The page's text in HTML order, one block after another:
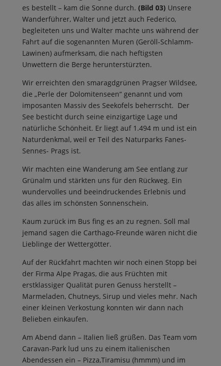
es bestellt – kam die Sonne durch. (Bild 03) Unsere
Wanderführer, Walter und jetzt auch Federico,
begleiteten uns und Walter machte uns während der
Fahrt auf die sogenannten Muren (Geröll-Schlamm-
Lawinen) aufmerksam, die nach heftigsten
Unwettern die Berge herunterstürzten.
Wir erreichten den smaragdgrünen Pragser Wildsee,
die „Perle der Dolomitenseen“ genannt und vom
imposanten Massiv des Seekofels beherrscht. Der
See besticht durch seine einzigartige Lage und
natürliche Schönheit. Er liegt auf 1.494 m und ist ein
Naturdenkmal, weil er Teil des Naturparks Fanes-
Sennes- Prags ist.
Wir machten eine Wanderung am See entlang zur
Grünalm und stärkten uns für den Rückweg. Ein
wundervolles und beeindruckendes Erlebnis und
das alles im schönsten Sonnenschein.
Kaum zurück im Bus fing es an zu regnen. Soll mal
jemand sagen die Carthago-Freunde wären nicht die
Lieblinge der Wettergötter.
Auf der Rückfahrt machten wir noch einen Stopp bei
der Firma Alpe Pragas, die aus Früchten mit
erstklassiger Qualität puren Genuss herstellt –
Marmeladen, Chutneys, Sirup und vieles mehr. Nach
einer kleinen Verkostung konnten wir dann nach
Belieben einkaufen.
Am Abend dann – Italien ließ grüßen. Das Team vom
Caravan-Park lud uns zu einem italienischen
Abendessen ein – Pizza,Tiramisu (hmmm) und im